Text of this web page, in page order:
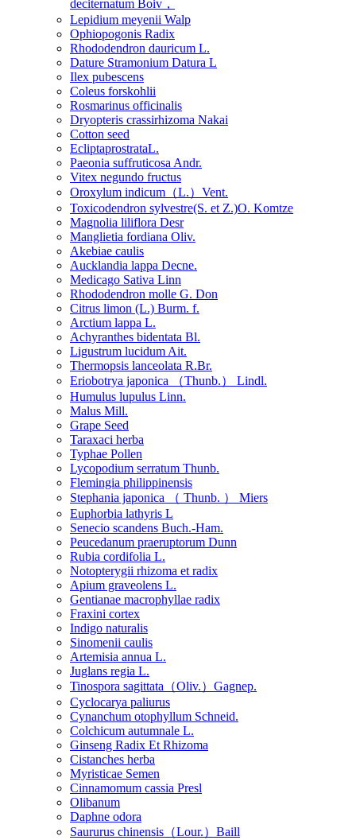
deciternatum Boiv，
Lepidium meyenii Walp
Ophiopogonis Radix
Rhododendron dauricum L.
Dature Stramonium Datura L
Ilex pubescens
Coleus forskohlii
Rosmarinus officinalis
Dryopteris crassirhizoma Nakai
Cotton seed
EcliptaprostrataL.
Paeonia suffruticosa Andr.
Vitex negundo fructus
Oroxylum indicum（L.）Vent.
Toxicodendron sylvestre(S. et Z.)O. Komtze
Magnolia liliflora Desr
Manglietia fordiana Oliv.
Akebiae caulis
Aucklandia lappa Decne.
Medicago Sativa Linn
Rhododendron molle G. Don
Citrus limon (L.) Burm. f.
Arctium lappa L.
Achyranthes bidentata Bl.
Ligustrum lucidum Ait.
Thermopsis lanceolata R.Br.
Eriobotrya japonica （Thunb.） Lindl.
Humulus lupulus Linn.
Malus Mill.
Grape Seed
Taraxaci herba
Typhae Pollen
Lycopodium serratum Thunb.
Flemingia philippinensis
Stephania japonica （ Thunb. ） Miers
Euphorbia lathyris L
Senecio scandens Buch.-Ham.
Peucedanum praeruptorum Dunn
Rubia cordifolia L.
Notopterygii rhizoma et radix
Apium graveolens L.
Gentianae macrophyllae radix
Fraxini cortex
Indigo naturalis
Sinomenii caulis
Artemisia annua L.
Juglans regia L.
Tinospora sagittata（Oliv.）Gagnep.
Cyclocarya paliurus
Cynanchum otophyllum Schneid.
Colchicum autumnale L.
Ginseng Radix Et Rhizoma
Cistanches herba
Myristicae Semen
Cinnamomum cassia Presl
Olibanum
Daphne odora
Saururus chinensis（Lour.）Baill